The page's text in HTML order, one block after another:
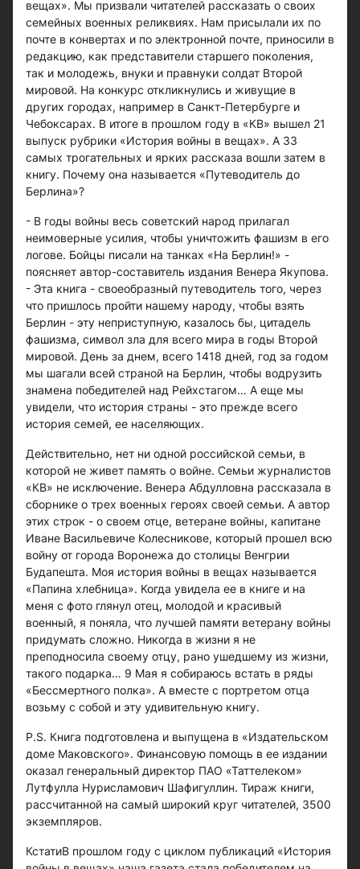
вещах». Мы призвали читателей рассказать о своих
семейных военных реликвиях. Нам присылали их по
почте в конвертах и по электронной почте, приносили в
редакцию, как представители старшего поколения,
так и молодежь, внуки и правнуки солдат Второй
мировой. На конкурс откликнулись и живущие в
других городах, например в Санкт-Петербурге и
Чебоксарах. В итоге в прошлом году в «КВ» вышел 21
выпуск рубрики «История войны в вещах». А 33
самых трогательных и ярких рассказа вошли затем в
книгу. Почему она называется «Путеводитель до
Берлина»?
- В годы войны весь советский народ прилагал
неимоверные усилия, чтобы уничтожить фашизм в его
логове. Бойцы писали на танках «На Берлин!» -
поясняет автор-составитель издания Венера Якупова.
- Эта книга - своеобразный путеводитель того, через
что пришлось пройти нашему народу, чтобы взять
Берлин - эту неприступную, казалось бы, цитадель
фашизма, символ зла для всего мира в годы Второй
мировой. День за днем, всего 1418 дней, год за годом
мы шагали всей страной на Берлин, чтобы водрузить
знамена победителей над Рейхстагом… А еще мы
увидели, что история страны - это прежде всего
история семей, ее населяющих.
Действительно, нет ни одной российской семьи, в
которой не живет память о войне. Семьи журналистов
«КВ» не исключение. Венера Абдулловна рассказала в
сборнике о трех военных героях своей семьи. А автор
этих строк - о своем отце, ветеране войны, капитане
Иване Васильевиче Колесникове, который прошел всю
войну от города Воронежа до столицы Венгрии
Будапешта. Моя история войны в вещах называется
«Папина хлебница». Когда увидела ее в книге и на
меня с фото глянул отец, молодой и красивый
военный, я поняла, что лучшей памяти ветерану войны
придумать сложно. Никогда в жизни я не
преподносила своему отцу, рано ушедшему из жизни,
такого подарка… 9 Мая я собираюсь встать в ряды
«Бессмертного полка». А вместе с портретом отца
возьму с собой и эту удивительную книгу.
P.S. Книга подготовлена и выпущена в «Издательском
доме Маковского». Финансовую помощь в ее издании
оказал генеральный директор ПАО «Таттелеком»
Лутфулла Нурисламович Шафигуллин. Тираж книги,
рассчитанной на самый широкий круг читателей, 3500
экземпляров.
КстатиВ прошлом году с циклом публикаций «История